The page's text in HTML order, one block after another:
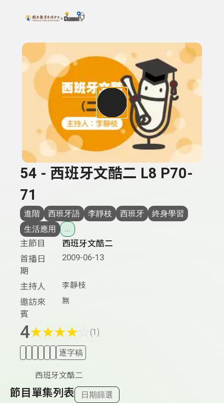
上方功能區塊
搜尋關鍵字：可輸入節目名稱、主持人或關鍵字
54 - 西班牙文酷二 L8 P70-
71
進階 西班牙語 李靜枝 西班牙
終身學習
生活應用
...
主節目
西班牙文酷二
首播日
期
2009-06-13
主持人 李靜枝
邀訪來
賓
無
4★★★★ (1)
逐字稿
西班牙文酷二
節目單集列表 日期篩選